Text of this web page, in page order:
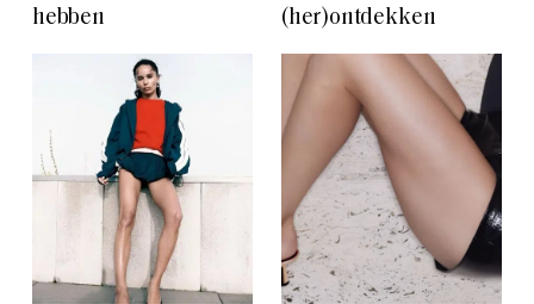
hebben
(her)ontdekken